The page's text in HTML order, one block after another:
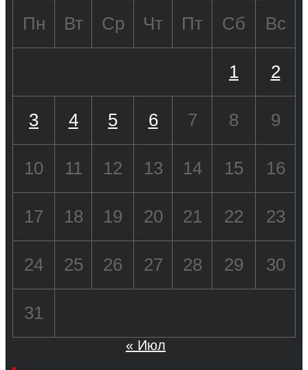
Пн Вт Ср Чт Пт Сб Вс
1 2
3 4 5 6 7 8 9
10 11 12 13 14 15 16
17 18 19 20 21 22 23
24 25 26 27 28 29 30
31
« Июл